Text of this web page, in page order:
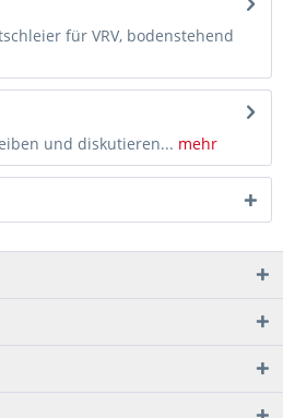
für VRV, bodenstehend
und diskutieren... mehr